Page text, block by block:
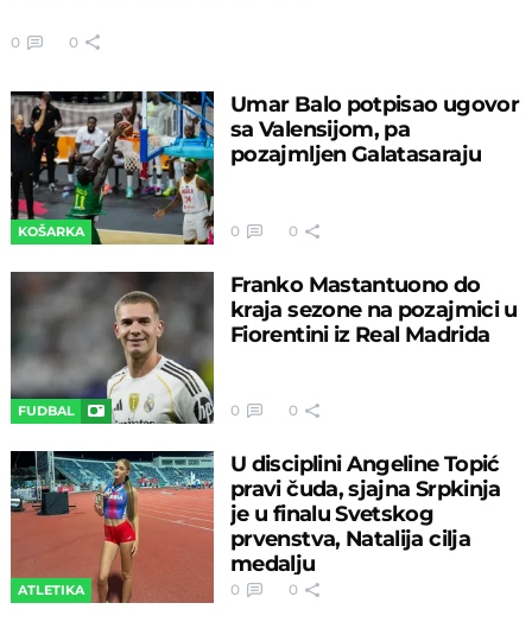
0 0
KOŠARKA
Umar Balo potpisao ugovor
sa Valensijom, pa
pozajmljen Galatasaraju
0 0
FUDBAL
Franko Mastantuono do
kraja sezone na pozajmici u
Fiorentini iz Real Madrida
0 0
ATLETIKA
U disciplini Angeline Topić
pravi čuda, sjajna Srpkinja
je u finalu Svetskog
prvenstva, Natalija cilja
medalju
0 0